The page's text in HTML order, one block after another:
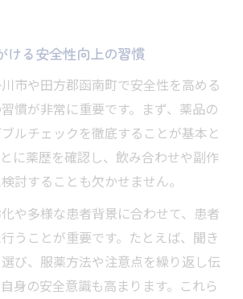
ける安全性向上の習慣
市や田方郡函南町で安全性を高める
慣が非常に重要です。まず、薬品の
ルチェックを徹底することが基本と
に薬歴を確認し、飲み合わせや副作
討することも欠かせません。
や多様な患者背景に合わせて、患者
うことが重要です。たとえば、聞き
び、服薬方法や注意点を繰り返し伝
身の安全意識も高まります。これら